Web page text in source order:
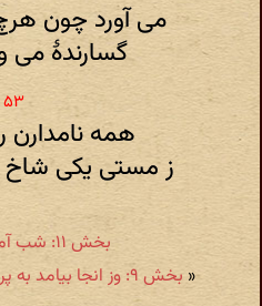
می آورد چون
گسارندهٔ می
همه
ز مستی یکی
بخش ۱۱: شب آمد یکی آتشی برفروخت
« بخش ۹: وز انجا بیامد به پرده‌سرای